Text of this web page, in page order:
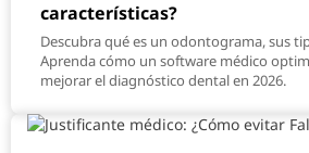
características?
Descubra qué es un odontograma, sus
Aprenda cómo un software médico
mejorar el diagnóstico dental en 2026.